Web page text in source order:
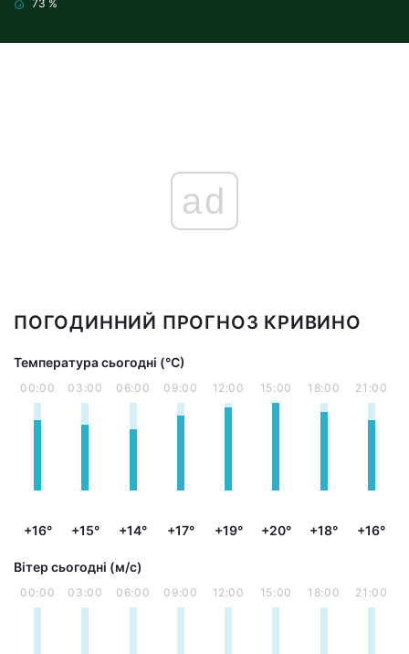
73 %
ad
ПОГОДИННИЙ ПРОГНОЗ КРИВИНО
Температура сьогодні (°С)
00:00
+16°
03:00
+15°
06:00
+14°
09:00
+17°
12:00
+19°
15:00
+20°
18:00
+18°
21:00
+16°
Вітер сьогодні (м/с)
00:00 03:00 06:00 09:00 12:00 15:00 18:00 21:00